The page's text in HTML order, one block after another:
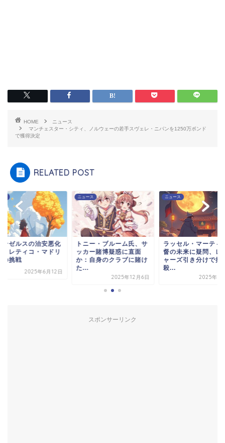
HOME
ニュース
マンチェスター・シティ、ノルウェーの若手スヴェレ・ニパンを1250万ポンド
で獲得決定
RELATED POST
ンゼルスの治安悪化
トレティコ・マドリ
の挑戦
2025年6月12日
ニュース
トニー・ブルーム氏、サ
ッカー賭博疑惑に直面
か：自身のクラブに賭け
た...
2025年12月6日
ニュース
ラッセル・マーティ
督の未来に疑問、レ
ャーズ引き分けで批
殺...
2025年10
スポンサーリンク